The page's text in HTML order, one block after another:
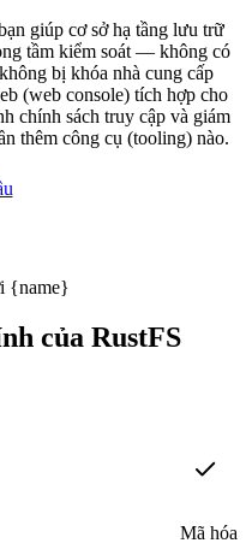
giúp cơ sở hạ tầng lưu trữ
tầm kiểm soát — không có
bị khóa nhà cung cấp
(web console) tích hợp cho
chính sách truy cập và giám
thêm công cụ (tooling) nào.
của RustFS
Mã hóa